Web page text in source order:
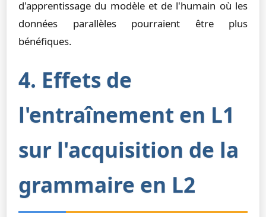
d'apprentissage du modèle et de l'humain où les
données parallèles pourraient être plus
bénéfiques.
4. Effets de
l'entraînement en L1
sur l'acquisition de la
grammaire en L2